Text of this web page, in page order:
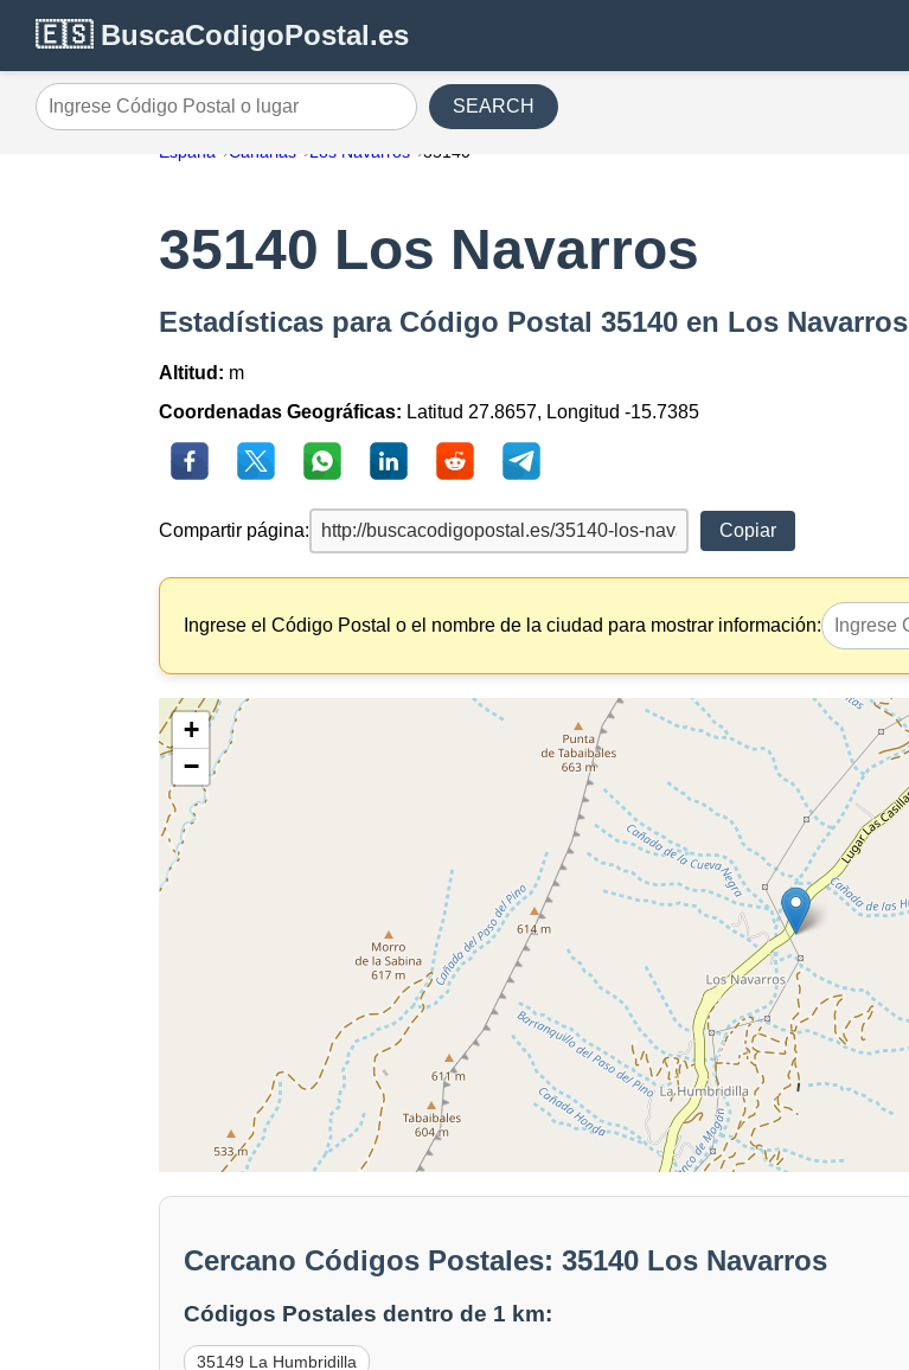
🇪🇸 BuscaCodigoPostal.es
Ingrese Código Postal o lugar SEARCH
España Canarias Los Navarros 35140
35140 Los Navarros
Estadísticas para Código Postal 35140 en Los Navarros
Altitud: m
Coordenadas Geográficas: Latitud 27.8657, Longitud -15.7385
Compartir página: Copiar
Ingrese el Código Postal o el nombre de la ciudad para mostrar información:
+
−
Cercano Códigos Postales: 35140 Los Navarros
Códigos Postales dentro de 1 km:
35149 La Humbridilla